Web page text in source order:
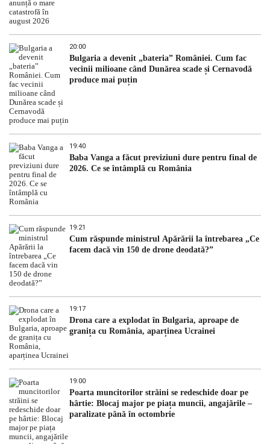
20:00
Bulgaria a devenit „bateria” României. Cum fac
vecinii milioane când Dunărea scade și Cernavodă
produce mai puțin
19:40
Baba Vanga a făcut previziuni dure pentru final de
2026. Ce se întâmplă cu România
19:21
Cum răspunde ministrul Apărării la întrebarea „Ce
facem dacă vin 150 de drone deodată?”
19:17
Drona care a explodat în Bulgaria, aproape de
granița cu România, aparținea Ucrainei
19:00
Poarta muncitorilor străini se redeschide doar pe
hârtie: Blocaj major pe piața muncii, angajările –
paralizate până în octombrie